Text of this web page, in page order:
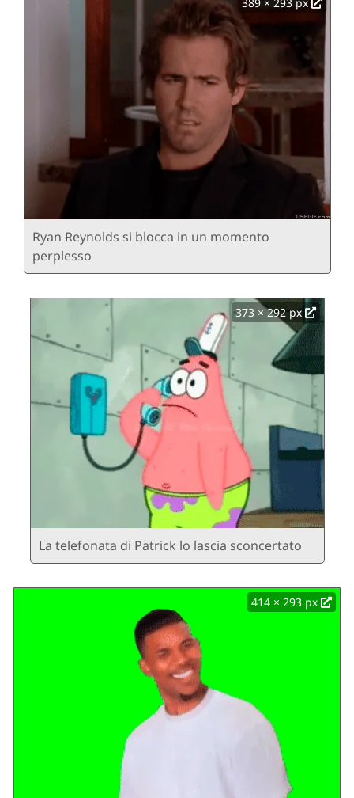
Ryan Reynolds si blocca in un momento
perplesso
373 × 292 px
La telefonata di Patrick lo lascia sconcertato
414 × 293 px